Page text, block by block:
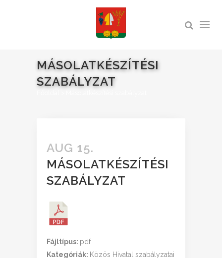
MÁSOLATKÉSZÍTÉSI
SZABÁLYZAT
AUG 15.
MÁSOLATKÉSZÍTÉSI
SZABÁLYZAT
Fájltípus: pdf
Kategóriák: Közös Hivatal szabályzatai